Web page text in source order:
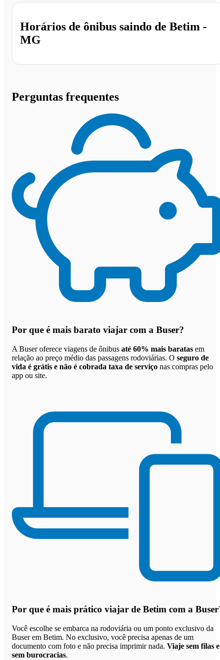
Horários de ônibus saindo de Betim -
MG
Perguntas frequentes
Por que é mais barato viajar com a Buser?
A Buser oferece viagens de ônibus até 60% mais baratas em
relação ao preço médio das passagens rodoviárias. O seguro de
vida é grátis e não é cobrada taxa de serviço nas compras pelo
app ou site.
Por que é mais prático viajar de Betim com a Buser
Você escolhe se embarca na rodoviária ou um ponto exclusivo da
Buser em Betim. No exclusivo, você precisa apenas de um
documento com foto e não precisa imprimir nada. Viaje sem filas e
sem burocracias.